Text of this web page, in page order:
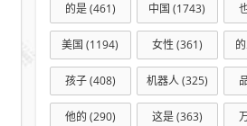
的是(461) 中国 (1743)
美国 (1194) 女性 (361)
孩子(408) 机器人(325)
他的 (290) 这是(363)